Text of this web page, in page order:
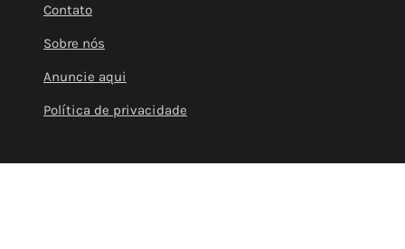
Contato
Sobre nós
Anuncie aqui
Política de privacidade